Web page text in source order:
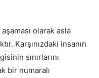
olarak asla
Karşınızdaki insanın
sınırlarını
bir numaralı